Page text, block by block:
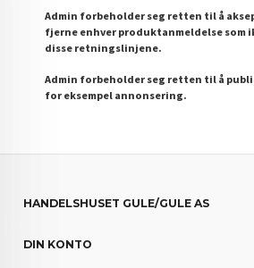
Admin forbeholder seg retten til å
fjerne enhver produktanmeldelse som
disse retningslinjene.
Admin forbeholder seg retten til å
for eksempel annonsering.
HANDELSHUSET GULE/GULE AS
DIN KONTO